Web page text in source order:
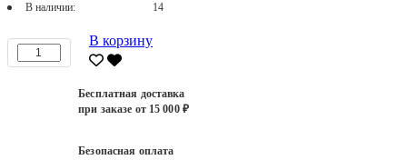
В наличии:
14
В корзину
Бесплатная доставка
при заказе от 15 000 ₽
Безопасная оплата